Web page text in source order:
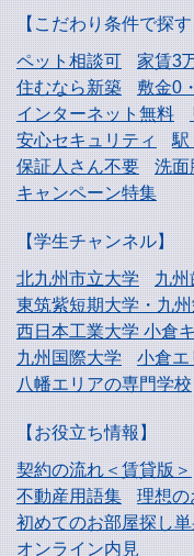
【こだわり条件で探
ペット相談可
家賃3
住むなら新築
敷金0
インターネット無料
安心セキュリティ
駅
保証人さん不要
洗面
キャンペーン特集
【学生チャンネル】
北九州市立大学
九州
東筑紫短期大学・九
西日本工業大学小倉
九州国際大学
小倉エ
八幡エリアの専門学校
【お役立ち情報】
契約の流れ＜賃貸版＞
不動産用語集
理想の
初めてのお部屋探し
オンライン内見